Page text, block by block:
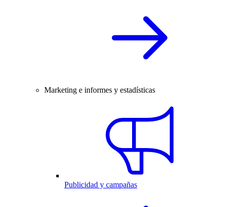
Marketing e informes y estadísticas
Publicidad y campañas